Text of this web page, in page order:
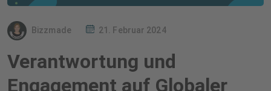
Bizzmade 21. Februar 2024
Verantwortung und
Engagement auf Globaler